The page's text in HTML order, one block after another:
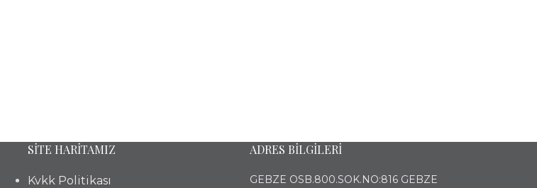
SİTE HARİTAMIZ
Kvkk Politikası
ADRES BİLGİLERİ
GEBZE OSB.800.SOK.NO:816 GEBZE